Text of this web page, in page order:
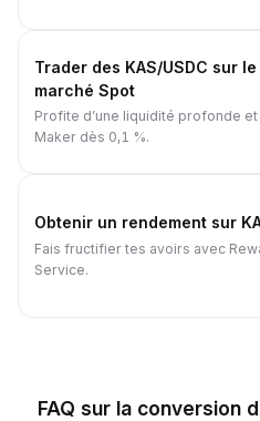
Trader des KAS/USDC sur le
marché Spot
Profite d’une liquidité profonde
Maker dès 0,1 %.
Obtenir un rendement sur
Fais fructifier tes avoirs avec
Service.
FAQ sur la conversion